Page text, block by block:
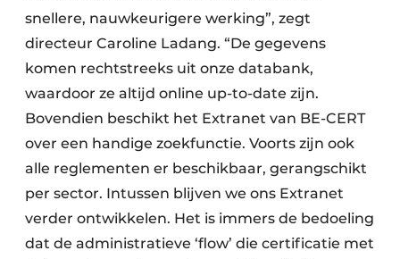
snellere, nauwkeurigere werking”, zegt
directeur Caroline Ladang. “De gegevens
komen rechtstreeks uit onze databank,
waardoor ze altijd online up-to-date zijn.
Bovendien beschikt het Extranet van BE-CERT
over een handige zoekfunctie. Voorts zijn ook
alle reglementen er beschikbaar, gerangschikt
per sector. Intussen blijven we ons Extranet
verder ontwikkelen. Het is immers de bedoeling
dat de administratieve ‘flow’ die certificatie met